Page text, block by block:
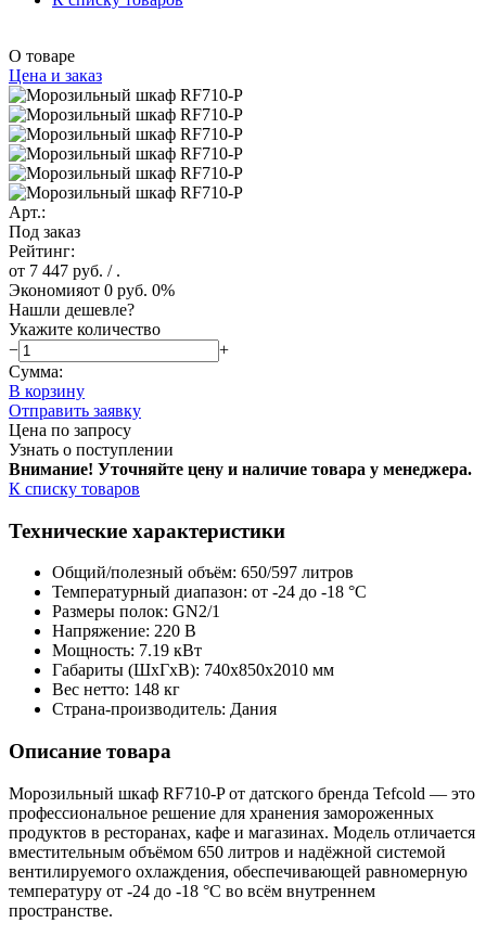
О товаре
Цена и заказ
Арт.:
Под заказ
Рейтинг:
от 7 447 руб. / .
Экономияот 0 руб. 0%
Нашли дешевле?
Укажите количество
−
+
Сумма:
В корзину
Отправить заявку
Цена по запросу
Узнать о поступлении
Внимание! Уточняйте цену и наличие товара у менеджера.
К списку товаров
Технические характеристики
Общий/полезный объём: 650/597 литров
Температурный диапазон: от -24 до -18 °C
Размеры полок: GN2/1
Напряжение: 220 В
Мощность: 7.19 кВт
Габариты (ШxГxВ): 740x850x2010 мм
Вес нетто: 148 кг
Страна-производитель: Дания
Описание товара
Морозильный шкаф RF710-P от датского бренда Tefcold — это
профессиональное решение для хранения замороженных
продуктов в ресторанах, кафе и магазинах. Модель отличается
вместительным объёмом 650 литров и надёжной системой
вентилируемого охлаждения, обеспечивающей равномерную
температуру от -24 до -18 °C во всём внутреннем
пространстве.